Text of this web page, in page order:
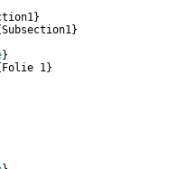
}
Subsection1}
}
Folie 1}